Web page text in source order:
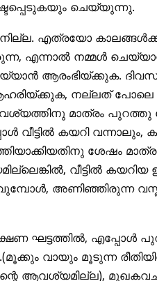
ചെയ്യുന്നു.
എത്രയോ കാലങ്ങൾക്ക്
എന്നാൽ നമ്മൾ
ആരംഭിയ്ക്കുക.
നല്ലത് പോലെ
മാത്രം
വീട്ടിൽ കയറി
ശേഷം
വീട്ടിൽ കയറിയ
അണിഞ്ഞിരുന്ന
ഘട്ടത്തിൽ, എപ്പോൾ
വായും മൂടുന്ന
ആവശ്യമില്ല),